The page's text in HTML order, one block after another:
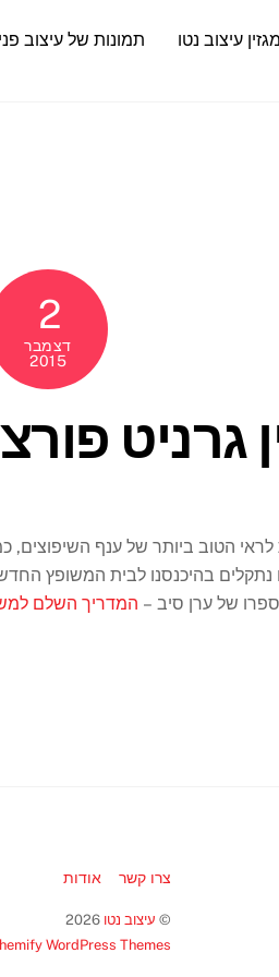
מגזין עיצוב נטו תמונות של עיצוב
2
דצמבר
2015
גרניט
הטוב ביותר של ענף
בהיכנסנו לבית המשופץ
של ערן סיב – המדריך השלם
צרו קשר אודות
© עיצוב נטו 2026
WordPress Themes